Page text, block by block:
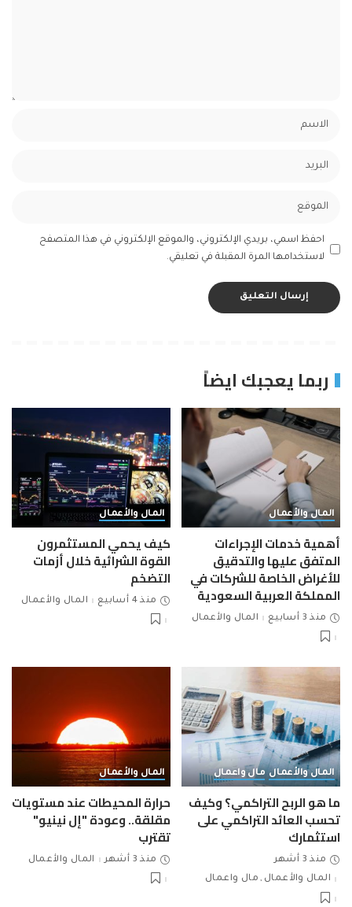
احفظ اسمي، بريدي الإلكتروني، والموقع الإلكتروني في هذا المتصفح
لاستخدامها المرة المقبلة في تعليقي.
ربما يعجبك ايضاً
المال والأعمال
أهمية خدمات الإجراءات
المتفق عليها والتدقيق
للأغراض الخاصة للشركات في
المملكة العربية السعودية
منذ 3 أسابيع المال والأعمال
المال والأعمال
كيف يحمي المستثمرون
القوة الشرائية خلال أزمات
التضخم
منذ 4 أسابيع المال والأعمال
المال والأعمال مال واعمال
ما هو الربح التراكمي؟ وكيف
تحسب العائد التراكمي على
استثمارك
منذ 3 أشهر
المال والأعمال
مال واعمال
المال والأعمال
حرارة المحيطات عند مستويات
مقلقة.. وعودة "إل نينيو"
تقترب
منذ 3 أشهر المال والأعمال